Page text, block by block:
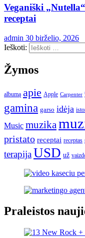
Veganiški
receptai
admin 30 birželio, 2026
Ieškoti:
Žymos
albumą apie Apple Carpenter
gamina garso idėja
Music muzika
pristato receptai receptas
terapijaUSD už
Praleistos